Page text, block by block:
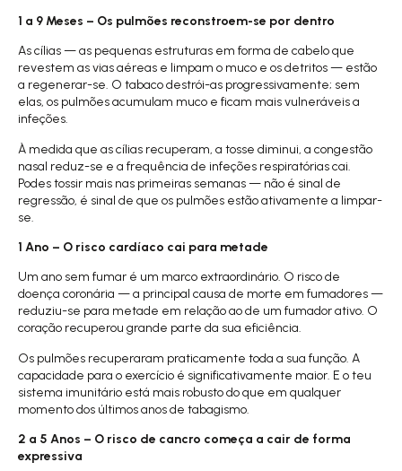
1 a 9 Meses – Os pulmões reconstroem-se por dentro
As cílias — as pequenas estruturas em forma de cabelo que
revestem as vias aéreas e limpam o muco e os detritos — estão
a regenerar-se. O tabaco destrói-as progressivamente; sem
elas, os pulmões acumulam muco e ficam mais vulneráveis a
infeções.
À medida que as cílias recuperam, a tosse diminui, a congestão
nasal reduz-se e a frequência de infeções respiratórias cai.
Podes tossir mais nas primeiras semanas — não é sinal de
regressão, é sinal de que os pulmões estão ativamente a limpar-
se.
1 Ano – O risco cardíaco cai para metade
Um ano sem fumar é um marco extraordinário. O risco de
doença coronária — a principal causa de morte em fumadores —
reduziu-se para metade em relação ao de um fumador ativo. O
coração recuperou grande parte da sua eficiência.
Os pulmões recuperaram praticamente toda a sua função. A
capacidade para o exercício é significativamente maior. E o teu
sistema imunitário está mais robusto do que em qualquer
momento dos últimos anos de tabagismo.
2 a 5 Anos – O risco de cancro começa a cair de forma
expressiva